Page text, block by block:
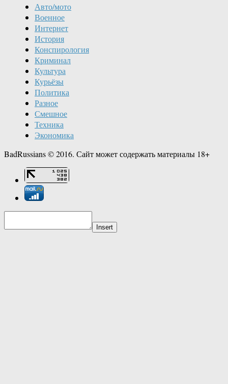
Авто/мото
Военное
Интернет
История
Конспирология
Криминал
Культура
Курьёзы
Политика
Разное
Смешное
Техника
Экономика
BadRussians © 2016. Сайт может содержать материалы 18+
Insert